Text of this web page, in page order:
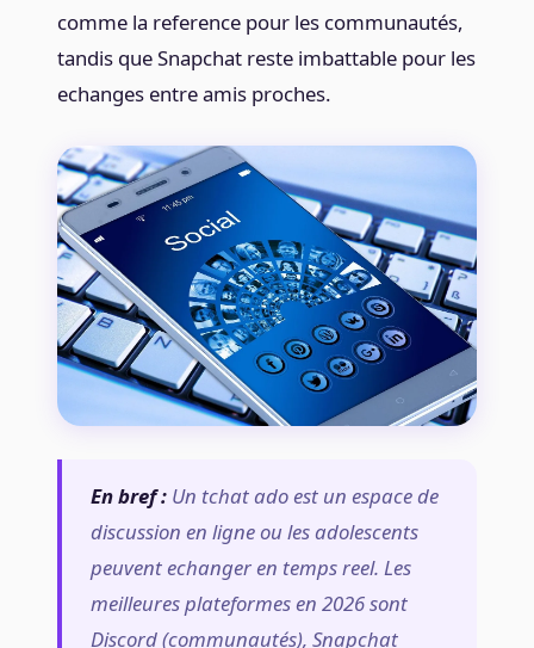
comme la reference pour les communautés,
tandis que Snapchat reste imbattable pour les
echanges entre amis proches.
En bref : Un tchat ado est un espace de
discussion en ligne ou les adolescents
peuvent echanger en temps reel. Les
meilleures plateformes en 2026 sont
Discord (communautés), Snapchat